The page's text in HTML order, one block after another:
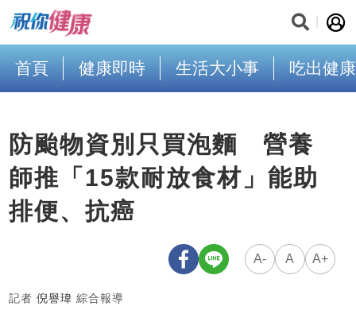
首頁 健康即時 生活大小事 吃出健康
防颱物資別只買泡麵 營養
師推「15款耐放食材」能助
排便、抗癌
A- A A+
記者 倪譽瑋 綜合報導